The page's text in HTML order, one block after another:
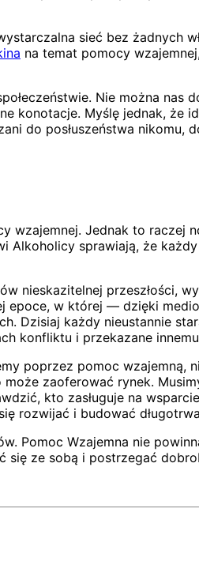
sieć bez żadnych
na temat pomocy
Nie można nas
konotacje. Myślę jednak, że
do posłuszeństwa nikomu,
Jednak to raczej
Alkoholicy sprawiają, że
nieskazitelnej przeszłości,
w której — dzięki
Dzisiaj każdy nieustannie
konfliktu i przekazane
poprzez pomoc wzajemną,
zaoferować rynek.
kto zasługuje na
rozwijać i budować
Pomoc Wzajemna nie
się ze sobą i postrzegać